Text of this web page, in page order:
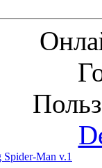
Spider-Man v.1